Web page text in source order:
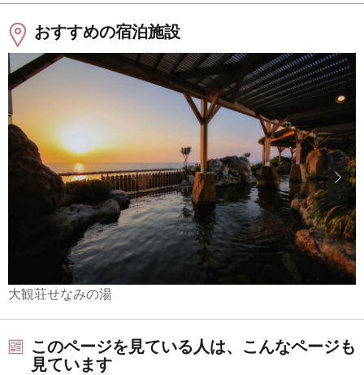
おすすめの宿泊施設
大観荘せなみの湯
このページを見ている人は、こんなページも
見ています